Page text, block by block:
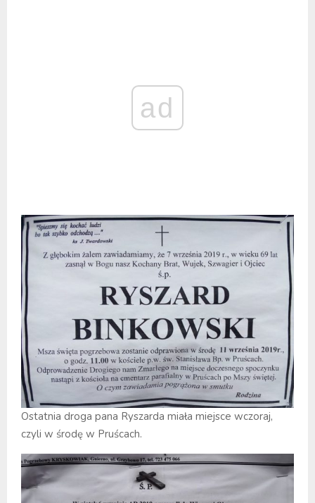
ad
Ostatnia droga pana Ryszarda miała miejsce wczoraj,
czyli w środę w Pruścach.